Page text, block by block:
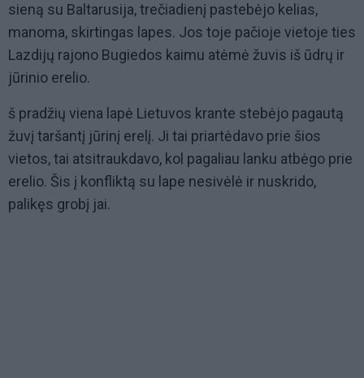
sieną su Baltarusija, trečiadienį pastebėjo kelias,
manoma, skirtingas lapes. Jos toje pačioje vietoje ties
Lazdijų rajono Bugiedos kaimu atėmė žuvis iš ūdrų ir
jūrinio erelio.
š pradžių viena lapė Lietuvos krante stebėjo pagautą
žuvį taršantį jūrinį erelį. Ji tai priartėdavo prie šios
vietos, tai atsitraukdavo, kol pagaliau lanku atbėgo prie
erelio. Šis į konfliktą su lape nesivėlė ir nuskrido,
palikęs grobį jai.